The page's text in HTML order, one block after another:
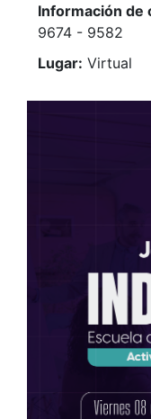
Información de
9674 - 9582
Lugar: Virtual